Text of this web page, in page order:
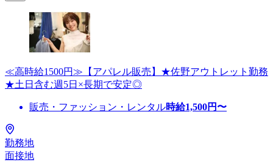
≪高時給1500円≫【アパレル販売】★佐野アウトレット勤務
★土日含む週5日×長期で安定◎
販売・ファッション・レンタル時給1,500円〜
勤務地
面接地